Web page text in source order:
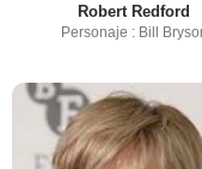
Robert Redford
Personaje : Bill